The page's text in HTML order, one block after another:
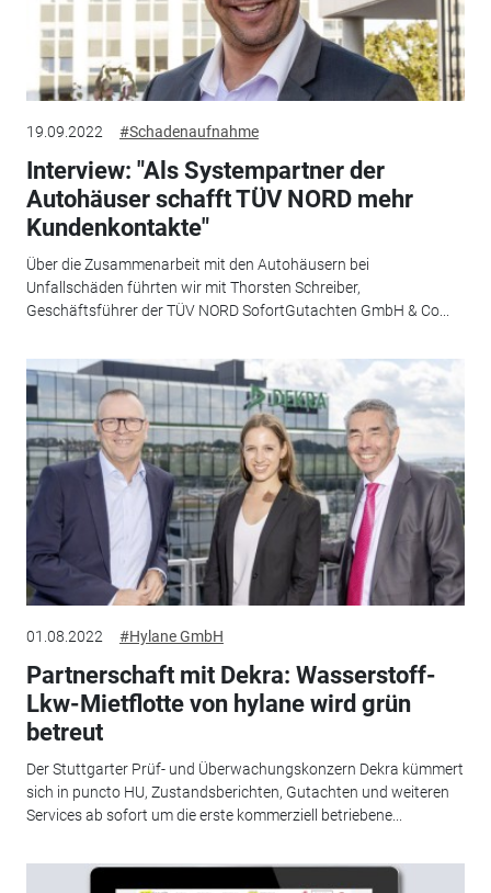
19.09.2022 #Schadenaufnahme
Interview: "Als Systempartner der
Autohäuser schafft TÜV NORD mehr
Kundenkontakte"
Über die Zusammenarbeit mit den Autohäusern bei
Unfallschäden führten wir mit Thorsten Schreiber,
Geschäftsführer der TÜV NORD SofortGutachten GmbH & Co...
01.08.2022 #Hylane GmbH
Partnerschaft mit Dekra: Wasserstoff-
Lkw-Mietflotte von hylane wird grün
betreut
Der Stuttgarter Prüf- und Überwachungskonzern Dekra kümmert
sich in puncto HU, Zustandsberichten, Gutachten und weiteren
Services ab sofort um die erste kommerziell betriebene...